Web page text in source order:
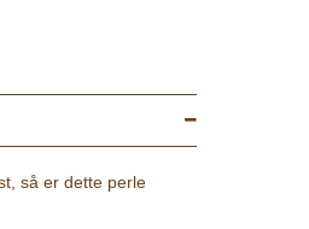
så er dette perle